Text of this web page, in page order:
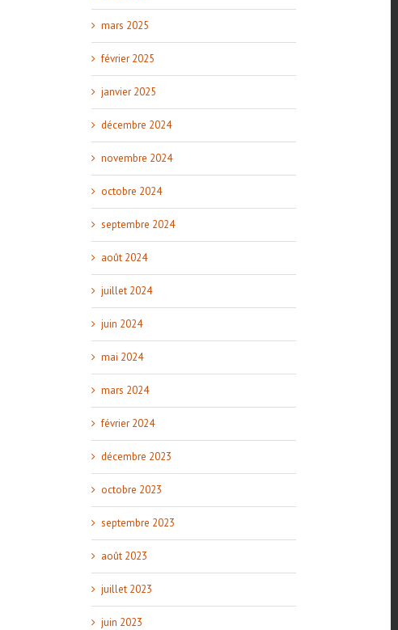
mars 2025
février 2025
janvier 2025
décembre 2024
novembre 2024
octobre 2024
septembre 2024
août 2024
juillet 2024
juin 2024
mai 2024
mars 2024
février 2024
décembre 2023
octobre 2023
septembre 2023
août 2023
juillet 2023
juin 2023